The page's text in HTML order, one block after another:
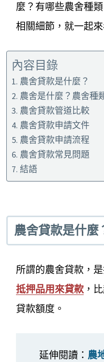
麼？有哪些農舍種
相關細節，就一起
內容目錄
農舍貸款是什麼？
農舍是什麼？農舍種
農舍貸款管道比較
農舍貸款申請文件
農舍貸款申請流程
農舍貸款常見問題
結語
農舍貸款是什麼
所謂的農舍貸款，
抵押品用來貸款，
貸款額度。
延伸閱讀： 農